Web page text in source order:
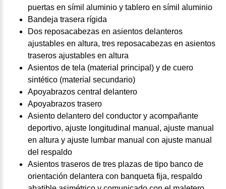
puertas en símil aluminio y tablero en símil aluminio
Bandeja trasera rígida
Dos reposacabezas en asientos delanteros
ajustables en altura, tres reposacabezas en asientos
traseros ajustables en altura
Asientos de tela (material principal) y de cuero
sintético (material secundario)
Apoyabrazos central delantero
Apoyabrazos trasero
Asiento delantero del conductor y acompañante
deportivo, ajuste longitudinal manual, ajuste manual
en altura y ajuste lumbar manual con ajuste manual
del respaldo
Asientos traseros de tres plazas de tipo banco de
orientación delantera con banqueta fija, respaldo